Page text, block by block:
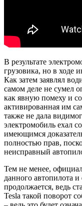
В результате
грузовика, но в ходе
Как затем заявлял
самом деле не сумел
как явную помеху и
активированная им
также не дала
электромобиль ехал
имеющимся
полностью прав,
неисправный
Тем не менее,
данного автопилота
продолжается, ведь
Tesla такой поворот